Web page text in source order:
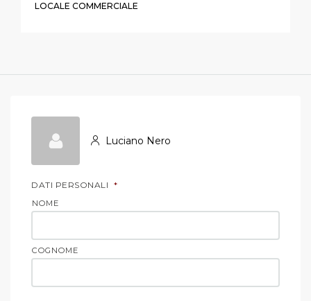
LOCALE COMMERCIALE
Luciano Nero
DATI PERSONALI *
NOME
COGNOME